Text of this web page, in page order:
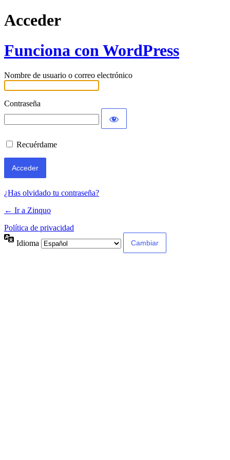
Acceder
Funciona con WordPress
Nombre de usuario o correo electrónico
Contraseña
Recuérdame
¿Has olvidado tu contraseña?
← Ir a Zinquo
Política de privacidad
Idioma